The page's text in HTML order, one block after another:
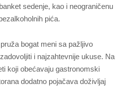
sedenje, kao i neograničenu
pića.
bogat meni sa pažljivo
i najzahtevnije ukuse. Na
koji obećavaju gastronomski
dodatno pojačava doživljaj